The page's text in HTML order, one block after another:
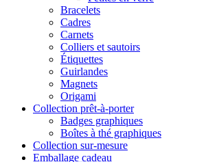
Bracelets
Cadres
Carnets
Colliers et sautoirs
Étiquettes
Guirlandes
Magnets
Origami
Collection prêt-à-porter
Badges graphiques
Boîtes à thé graphiques
Collection sur-mesure
Emballage cadeau